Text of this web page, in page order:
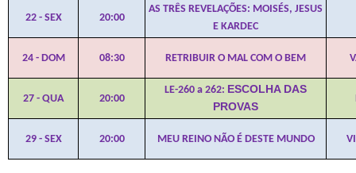
22 - SEX 20:00
AS TRÊS REVELAÇÕES: MOISÉS, JESUS
E KARDEC
24 - DOM 08:30 RETRIBUIR O MAL COM O BEM
27 - QUA 20:00
LE-260 a 262: ESCOLHA DAS
PROVAS
29 - SEX 20:00 MEU REINO NÃO É DESTE MUNDO